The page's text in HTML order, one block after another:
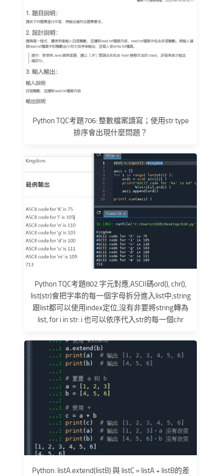
Python TQC考題706: 整數檔案讀寫；使用str type
排序會出現什麼問題？
Python TQC考題802 字元對應,ASCII碼ord(), chr(),
list(str)會把字串的每一個字母拆分進入list中,string
跟list都可以使用index定位,沒有非要將string轉為
list, for i in str: i 也可以依序代入str的每一個chr
Python: listA.extend(listB) 與 listC = listA + listB的差